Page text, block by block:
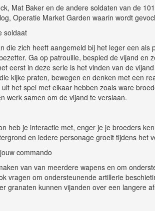
Mat Baker en de andere soldaten van de
Operatie Market Garden waarin wordt
soldaat
die zich heeft aangemeld bij het leger een
Ga op patrouille, bespied de vijand en
eerst in deze serie is het vinden van de
kijke praten, bewegen en denken met een
het spel met elkaar hebben zoals ware
werk samen om de vijand te verslaan.
heb je interactie met, enger je je broeders
en iedere personage groeit tijdens het
commando
van van meerdere wapens en om
vragen om ondersteunende artillerie
granaten kunnen vijanden over een langere